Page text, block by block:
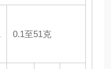
0.1至51克